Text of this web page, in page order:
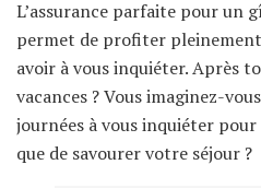
L’assurance parfaite pour un
permet de profiter pleinement
avoir à vous inquiéter. Après
vacances ? Vous imaginez-
journées à vous inquiéter
que de savourer votre séjour ?